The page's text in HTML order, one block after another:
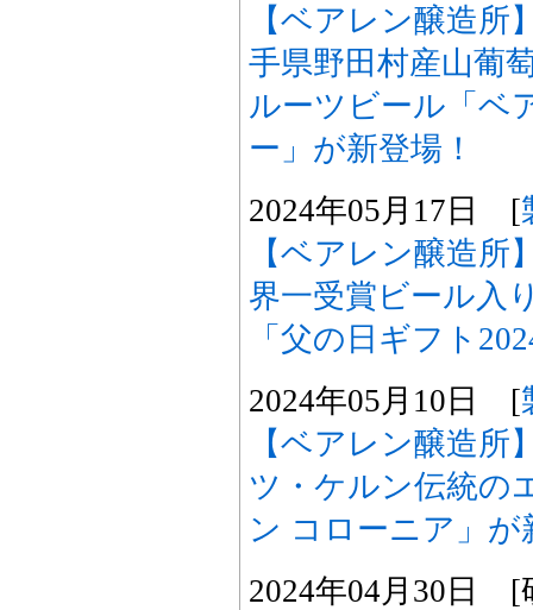
【ベアレン醸造所
手県野田村産山葡
ルーツビール「ベ
ー」が新登場！
2024年05月17日 [
【ベアレン醸造所
界一受賞ビール入
「父の日ギフト
2024年05月10日 [
【ベアレン醸造所
ツ・ケルン伝統の
ン コローニア」が
2024年04月30日 [